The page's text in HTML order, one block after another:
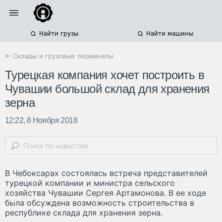
Найти грузы Найти машины
← Склады и грузовые терминалы
Турецкая компания хочет построить в
Чувашии большой склад для хранения
зерна
12:22, 8 Ноября 2018
В Чебоксарах состоялась встреча представителей
турецкой компании и министра сельского
хозяйства Чувашии Сергея Артамонова. В ее ходе
была обсуждена возможность строительства в
республике склада для хранения зерна.